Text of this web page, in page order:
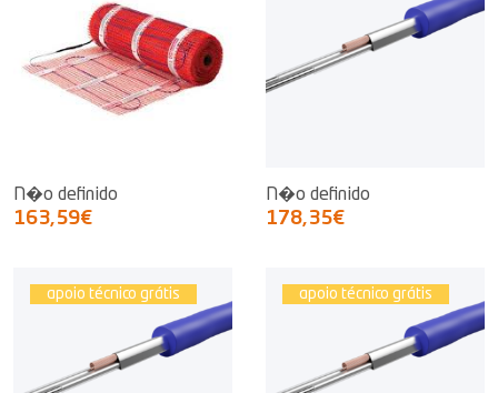
N�o definido
163,59€
N�o definido
178,35€
apoio técnico grátis apoio técnico grátis